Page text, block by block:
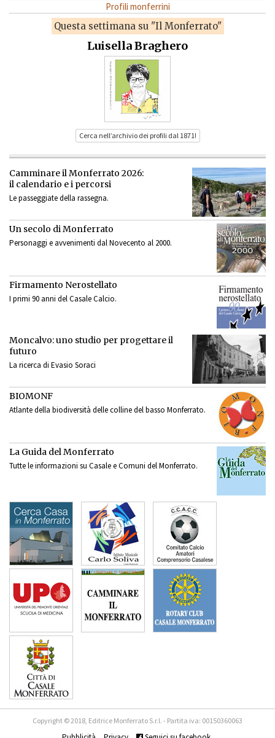
Profili monferrini
Questa settimana su "Il Monferrato"
Luisella Braghero
Cerca nell’archivio dei profili dal 1871!
Camminare il Monferrato 2026:
il calendario e i percorsi
Le passeggiate della rassegna.
Un secolo di Monferrato
Personaggi e avvenimenti dal Novecento al 2000.
Firmamento Nerostellato
I primi 90 anni del Casale Calcio.
Moncalvo: uno studio per progettare il
futuro
La ricerca di Evasio Soraci
BIOMONF
Atlante della biodiversità delle colline del basso Monferrato.
La Guida del Monferrato
Tutte le informazioni su Casale e Comuni del Monferrato.
Copyright © 2018, Editrice Monferrato S.r.l. - Partita iva: 00150360063